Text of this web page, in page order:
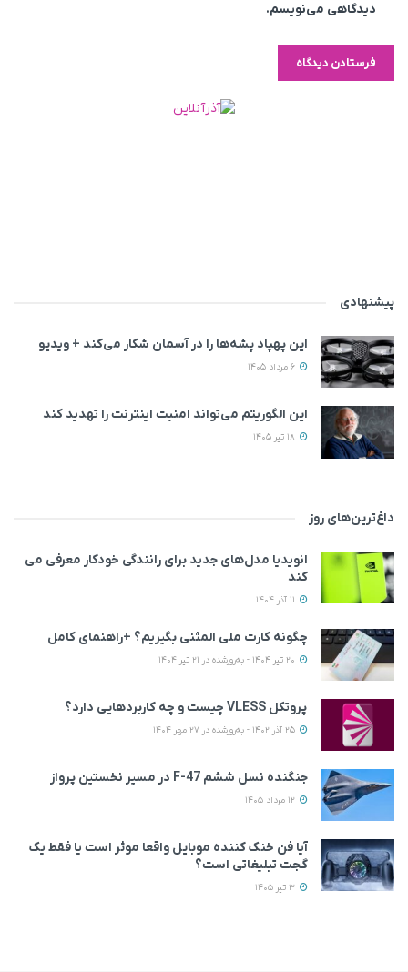
دیدگاهی می‌نویسم.
پیشنهادی
این پهپاد پشه‌ها را در آسمان شکار می‌کند + ویدیو
این الگوریتم می‌تواند امنیت اینترنت را تهدید کند
داغ‌ترین‌های روز
انویدیا مدل‌های جدید برای رانندگی خودکار معرفی می
کند
چگونه کارت ملی المثنی بگیریم؟ +راهنمای کامل
پروتکل VLESS چیست و چه کاربردهایی دارد؟
جنگنده نسل ششم F-47 در مسیر نخستین پرواز
آیا فن خنک کننده موبایل واقعا موثر است یا فقط یک
گجت تبلیغاتی است؟